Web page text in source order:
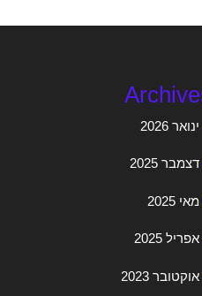
ינואר 2026
דצמבר 2025
מאי 2025
אפריל 2025
אוקטובר 2023